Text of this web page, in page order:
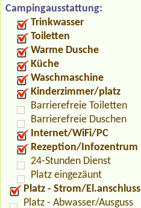
Campingausstattung:
Trinkwasser
Toiletten
Warme Dusche
Küche
Waschmaschine
Kinderzimmer/platz
Barrierefreie Toiletten
Barrierefreie Duschen
Internet/WiFi/PC
Rezeption/Infozentrum
24-Stunden Dienst
Platz eingezäunt
Platz - Strom/El.anschluss
Platz - Abwasser/Ausguss